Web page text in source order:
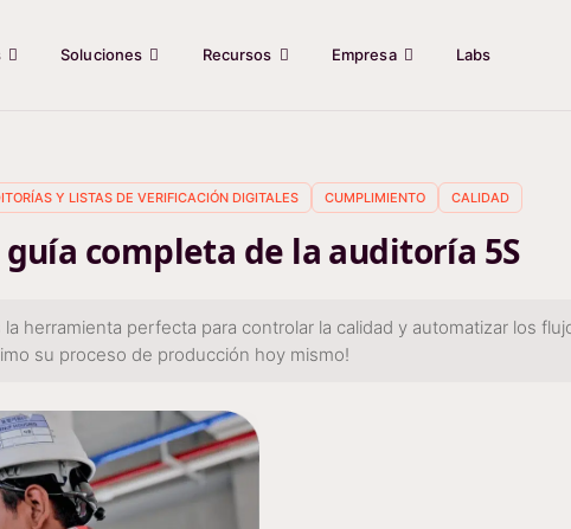
Soluciones Recursos Empresa Labs
Y LISTAS DE VERIFICACIÓN DIGITALES CUMPLIMIENTO CALIDAD
guía completa de la auditoría 5S
herramienta perfecta para controlar la calidad y automatizar los
su proceso de producción hoy mismo!